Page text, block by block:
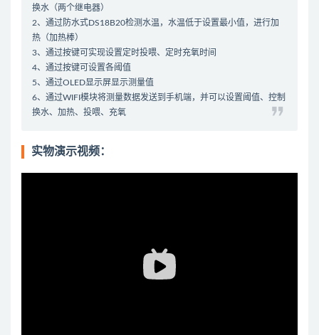
换水（两个继电器）
2、通过防水式DS18B20检测水温，水温低于设置最小值，进行加
热（加热棒）
3、通过按键可实现设置定时投喂、定时充氧时间
4、通过按键可设置各阈值
5、通过OLED显示屏显示测量值
6、通过WIFI模块将测量数据发送到手机端，并可以设置阈值、控制
换水、加热、投喂、充氧
实物演示视频：